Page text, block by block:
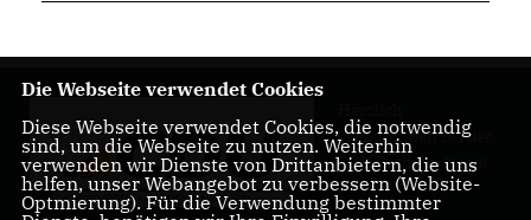
Willkommen bei der
CDU Bremen-Nord!
Die Webseite verwendet Cookies
Diese Webseite verwendet Cookies, die notwendig
sind, um die Webseite zu nutzen. Weiterhin
verwenden wir Dienste von Drittanbietern, die uns
helfen, unser Webangebot zu verbessern (Website-
Optmierung). Für die Verwendung bestimmter